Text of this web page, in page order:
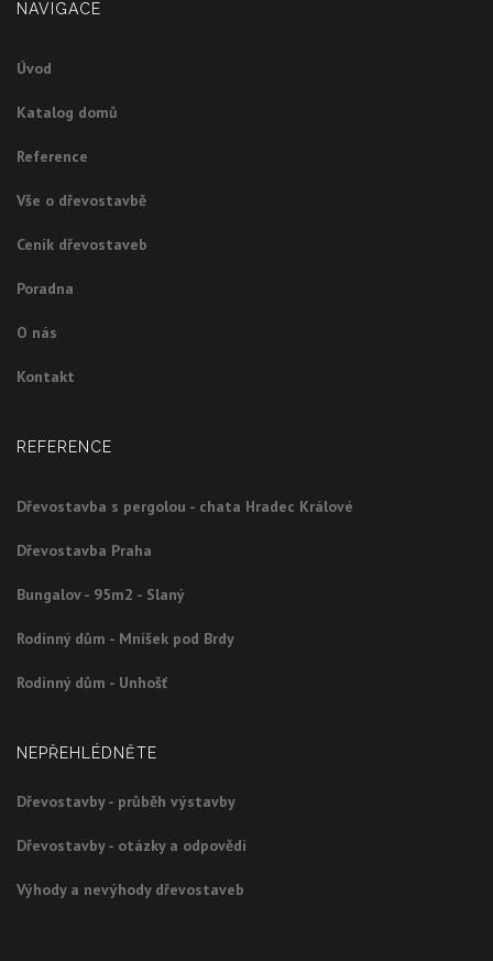
NAVIGACE
Úvod
Katalog domů
Reference
Vše o dřevostavbě
Ceník dřevostaveb
Poradna
O nás
Kontakt
REFERENCE
Dřevostavba s pergolou - chata Hradec Králové
Dřevostavba Praha
Bungalov - 95m2 - Slaný
Rodinný dům - Mníšek pod Brdy
Rodinný dům - Unhošť
NEPŘEHLÉDNĚTE
Dřevostavby - průběh výstavby
Dřevostavby - otázky a odpovědi
Výhody a nevýhody dřevostaveb